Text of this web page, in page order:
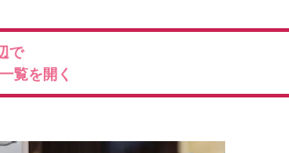
で
覧を開く